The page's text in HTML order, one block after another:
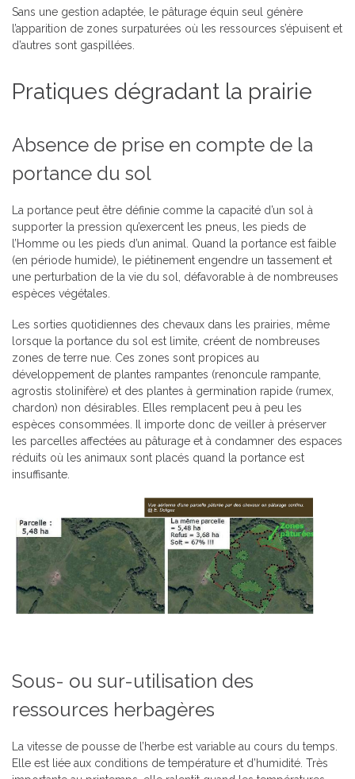
Sans une gestion adaptée, le pâturage équin seul génère
l’apparition de zones surpaturées où les ressources s’épuisent et
d’autres sont gaspillées.
Pratiques dégradant la prairie
Absence de prise en compte de la
portance du sol
La portance peut être définie comme la capacité d’un sol à
supporter la pression qu’exercent les pneus, les pieds de
l’Homme ou les pieds d’un animal. Quand la portance est faible
(en période humide), le piétinement engendre un tassement et
une perturbation de la vie du sol, défavorable à de nombreuses
espèces végétales.
Les sorties quotidiennes des chevaux dans les prairies, même
lorsque la portance du sol est limite, créent de nombreuses
zones de terre nue. Ces zones sont propices au
développement de plantes rampantes (renoncule rampante,
agrostis stolinifère) et des plantes à germination rapide (rumex,
chardon) non désirables. Elles remplacent peu à peu les
espèces consommées. Il importe donc de veiller à préserver
les parcelles affectées au pâturage et à condamner des espaces
réduits où les animaux sont placés quand la portance est
insuffisante.
Sous- ou sur-utilisation des
ressources herbagères
La vitesse de pousse de l’herbe est variable au cours du temps.
Elle est liée aux conditions de température et d’humidité. Très